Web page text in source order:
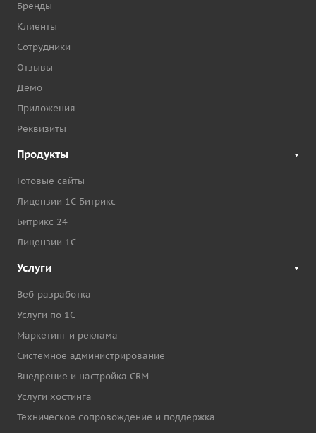
Бренды
Клиенты
Сотрудники
Отзывы
Демо
Приложения
Реквизиты
Продукты
Готовые сайты
Лицензии 1С-Битрикс
Битрикс 24
Лицензии 1С
Услуги
Веб-разработка
Услуги по 1С
Маркетинг и реклама
Системное администрирование
Внедрение и настройка CRM
Услуги хостинга
Техническое сопровождение и поддержка